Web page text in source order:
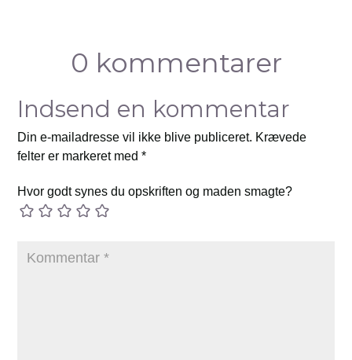
0 kommentarer
Indsend en kommentar
Din e-mailadresse vil ikke blive publiceret. Krævede
felter er markeret med*
Hvor godt synes du opskriften og maden smagte?